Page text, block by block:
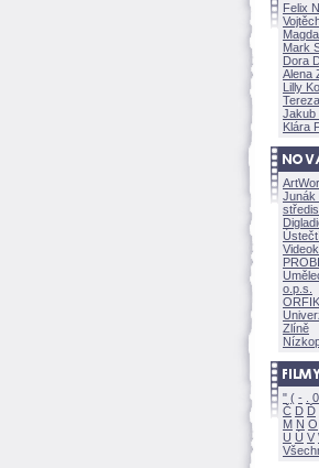
Felix
Mark
Dora
Alena
Lilly
Jakub
Klára
Junák
o.p.s.
Zlíně
" ( - 0
Č D Ď
M N O
U Ú V